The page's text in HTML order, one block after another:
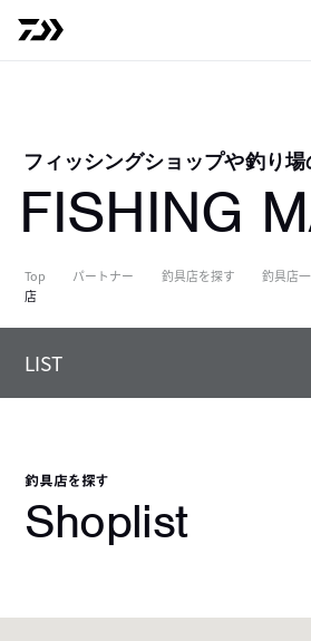
フィッシングショップや釣り場
FISHING
Top パートナー 釣具店を探す 釣具店
店
LIST
釣具店を探す
Shoplist